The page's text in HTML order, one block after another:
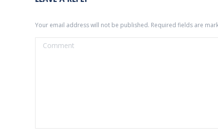
Your email address will not be published. Required fields are
Comment